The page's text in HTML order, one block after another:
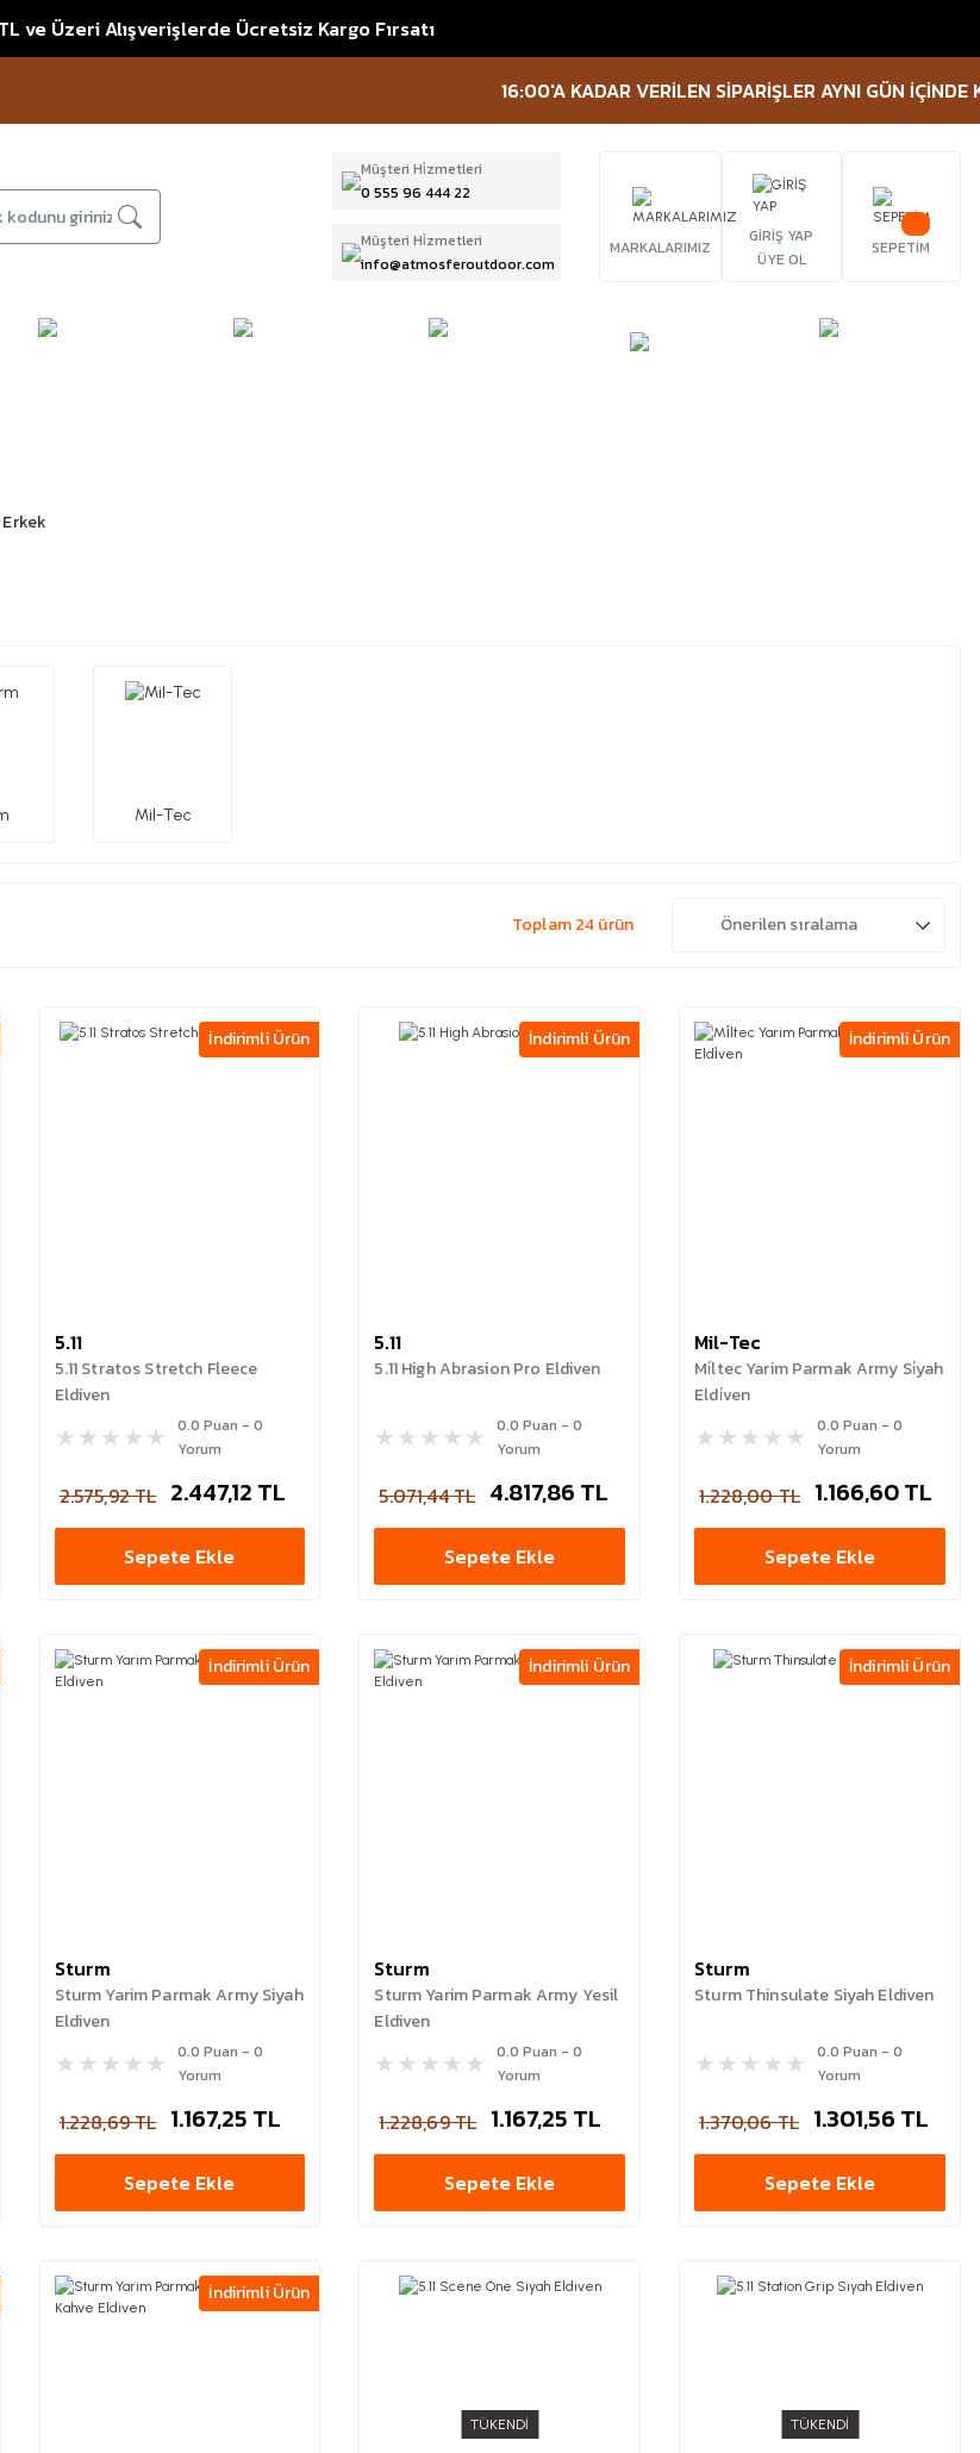
ve Üzeri Alışverişlerde Ücretsiz Kargo Fırsatı
16:00'A KADAR VERİLEN SİPARİŞLER AYNI GÜN İÇİNDE
Müşteri Hi̇zmetleri
0 555 96 444 22
Müşteri Hi̇zmetleri
info@atmosferoutdoor.com
MARKALARIMIZ
GİRİŞ YAP
ÜYE OL
SEPETİM
Erkek
Mil-Tec
Toplam 24 ürün
İndirimli Ürün
5.11
5.11 Stratos Stretch Fleece
Eldiven
0.0 Puan - 0
Yorum
2.575,92 TL 2.447,12 TL
Sepete Ekle
İndirimli Ürün
5.11
5.11 High Abrasion Pro Eldiven
0.0 Puan - 0
Yorum
5.071,44 TL 4.817,86 TL
Sepete Ekle
İndirimli Ürün
Mil-Tec
Mi̇ltec Yarim Parmak Army Si̇yah
Eldi̇ven
0.0 Puan - 0
Yorum
1.228,00 TL 1.166,60 TL
Sepete Ekle
İndirimli Ürün
Sturm
Sturm Yarim Parmak Army Siyah
Eldiven
0.0 Puan - 0
Yorum
1.228,69 TL 1.167,25 TL
Sepete Ekle
İndirimli Ürün
Sturm
Sturm Yarim Parmak Army Yesil
Eldiven
0.0 Puan - 0
Yorum
1.228,69 TL 1.167,25 TL
Sepete Ekle
İndirimli Ürün
Sturm
Sturm Thinsulate Siyah Eldiven
0.0 Puan - 0
Yorum
1.370,06 TL 1.301,56 TL
Sepete Ekle
İndirimli Ürün
TÜKENDİ TÜKENDİ